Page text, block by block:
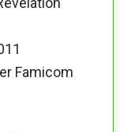
Famicom